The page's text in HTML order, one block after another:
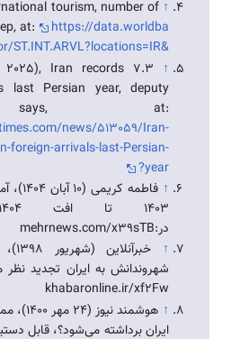
↑
tourism, number of
at:
https://data.worldba
ST.INT.ARVL?locations=IR&
↑
2025), Iran records 7.3
last Persian year, deputy
says, at:
news/513059/Iran-
foreign-arrivals-last-Persian-
year?
↑
فاطمه
در:mehrnews.com/x39sTB
↑
شهروندانش به ایران تجدید
khabaronline.ir/xf2Fw
↑
هوشمند